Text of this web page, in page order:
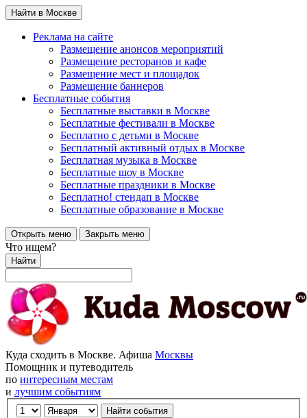
Найти в Москве
Реклама на сайте
Размещение анонсов мероприятий
Размещение ресторанов и кафе
Размещение мест и площадок
Размещение баннеров
Бесплатные события
Бесплатные выставки в Москве
Бесплатные фестивали в Москве
Бесплатно с детьми в Москве
Бесплатный активный отдых в Москве
Бесплатная музыка в Москве
Бесплатные шоу в Москве
Бесплатные праздники в Москве
Бесплатно! стендап в Москве
Бесплатные образование в Москве
Открыть меню Закрыть меню
Что ищем?
Найти
Куда сходить в Москве. Афиша Москвы
Помощник и путеводитель
по интересным местам
и лучшим событиям